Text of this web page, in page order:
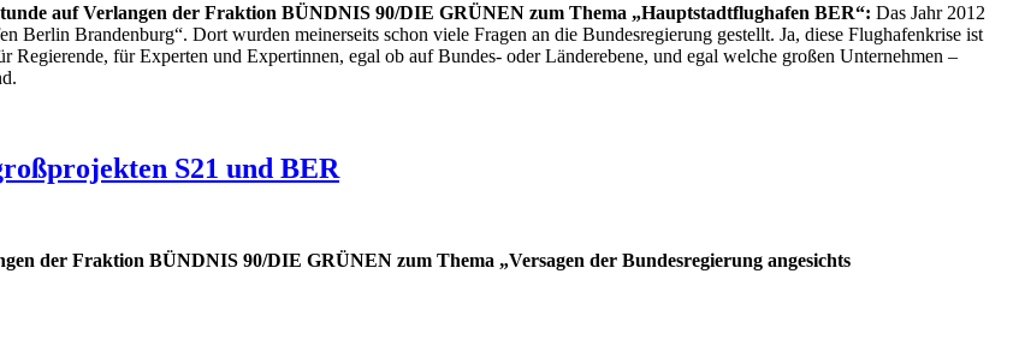
auf Verlangen der Fraktion BÜNDNIS 90/DIE GRÜNEN zum Thema „Hauptstadtflughafen BER“: Das Jahr 2012
Berlin Brandenburg“. Dort wurden meinerseits schon viele Fragen an die Bundesregierung gestellt. Ja, diese Flughafenkrise ist
Regierende, für Experten und Expertinnen, egal ob auf Bundes- oder Länderebene, und egal welche großen Unternehmen –
S21 und BER
der Fraktion BÜNDNIS 90/DIE GRÜNEN zum Thema „Versagen der Bundesregierung angesichts